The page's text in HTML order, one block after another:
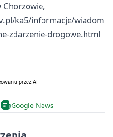
Chorzowie,
ka5/informacje/wiadom
zdarzenie-drogowe.html
Google News